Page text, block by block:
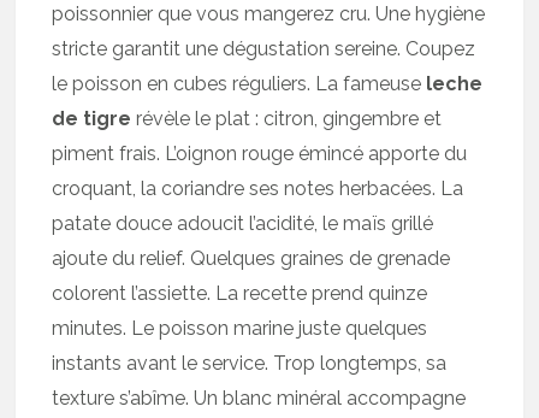
poissonnier que vous mangerez cru. Une hygiène
stricte garantit une dégustation sereine. Coupez
le poisson en cubes réguliers. La fameuse leche
de tigre révèle le plat : citron, gingembre et
piment frais. L’oignon rouge émincé apporte du
croquant, la coriandre ses notes herbacées. La
patate douce adoucit l’acidité, le maïs grillé
ajoute du relief. Quelques graines de grenade
colorent l’assiette. La recette prend quinze
minutes. Le poisson marine juste quelques
instants avant le service. Trop longtemps, sa
texture s’abîme. Un blanc minéral accompagne